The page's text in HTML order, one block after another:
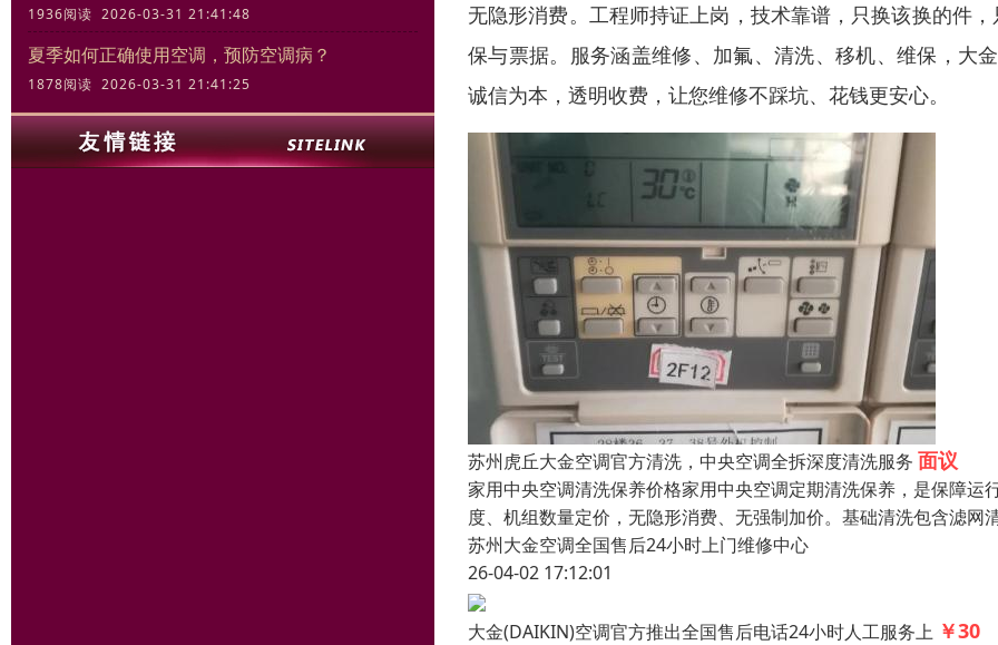
1936阅读 2026-03-31 21:41:48
夏季如何正确使用空调，预防空调病？
1878阅读 2026-03-31 21:41:25
无隐形消费。工程师持证上岗，技术靠谱，只换该换的件
保与票据。服务涵盖维修、加氟、清洗、移机、维保，大
诚信为本，透明收费，让您维修不踩坑、花钱更安心。
苏州虎丘大金空调官方清洗，中央空调全拆深度清洗服务 面议
家用中央空调清洗保养价格家用中央空调定期清洗保养，是保障
度、机组数量定价，无隐形消费、无强制加价。基础清洗包含滤
苏州大金空调全国售后24小时上门维修中心
26-04-02 17:12:01
大金(DAIKIN)空调官方推出全国售后电话24小时人工服务上 ￥30